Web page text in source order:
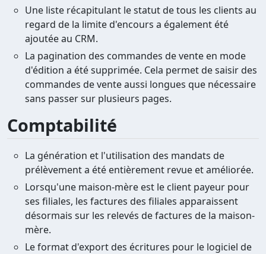
Une liste récapitulant le statut de tous les clients au
regard de la limite d'encours a également été
ajoutée au CRM.
La pagination des commandes de vente en mode
d'édition a été supprimée. Cela permet de saisir des
commandes de vente aussi longues que nécessaire
sans passer sur plusieurs pages.
Comptabilité
La génération et l'utilisation des mandats de
prélèvement a été entièrement revue et améliorée.
Lorsqu'une maison-mère est le client payeur pour
ses filiales, les factures des filiales apparaissent
désormais sur les relevés de factures de la maison-
mère.
Le format d'export des écritures pour le logiciel de